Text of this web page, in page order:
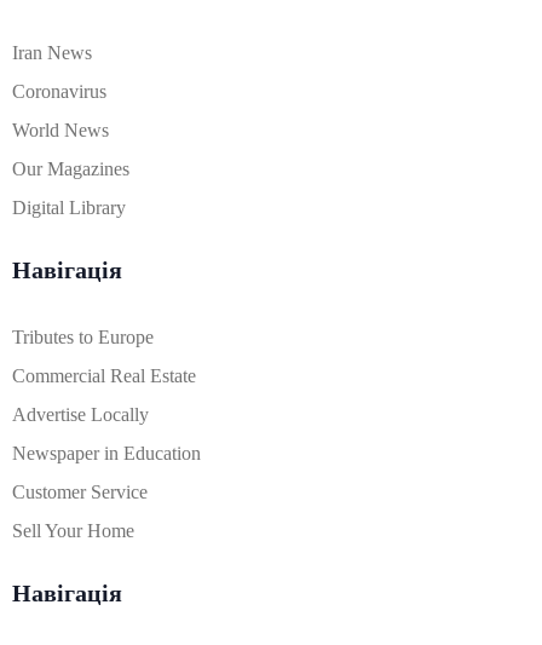
Iran News
Coronavirus
World News
Our Magazines
Digital Library
Навігація
Tributes to Europe
Commercial Real Estate
Advertise Locally
Newspaper in Education
Customer Service
Sell Your Home
Навігація